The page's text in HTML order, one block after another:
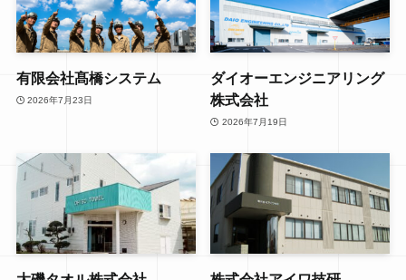
有限会社髙橋システム
2026年7月23日
ダイオーエンジニアリング
株式会社
2026年7月19日